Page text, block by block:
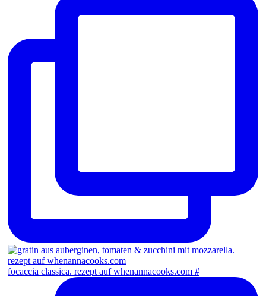
focaccia classica. rezept auf whenannacooks.com #